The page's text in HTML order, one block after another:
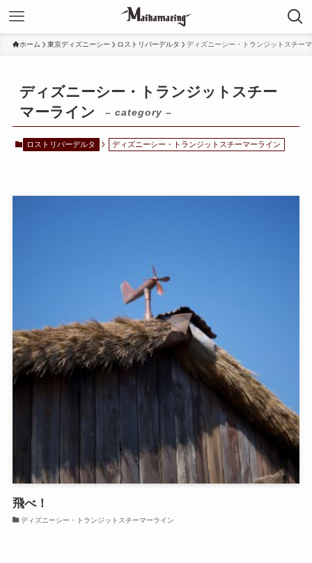
ホーム 東京ディズニーシー ロストリバーデルタ ディズニーシー・トランジットスチー
ディズニーシー・トランジットスチー
マーライン
– category –
ロストリバーデルタ ディズニーシー・トランジットスチーマーライン
飛べ！
ディズニーシー・トランジットスチーマーライン